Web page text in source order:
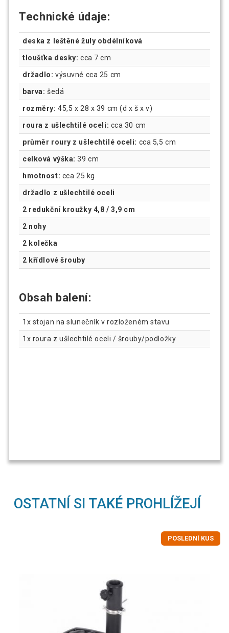
Technické údaje:
deska z leštěné žuly obdélníková
tloušťka desky: cca 7 cm
držadlo: výsuvné cca 25 cm
barva: šedá
rozměry: 45,5 x 28 x 39 cm (d x š x v)
roura z ušlechtilé oceli: cca 30 cm
průměr roury z ušlechtilé oceli: cca 5,5 cm
celková výška: 39 cm
hmotnost: cca 25 kg
držadlo z ušlechtilé oceli
2 redukční kroužky 4,8 / 3,9 cm
2 nohy
2 kolečka
2 křídlové šrouby
Obsah balení:
1x stojan na slunečník v rozloženém stavu
1x roura z ušlechtilé oceli / šrouby/podložky
OSTATNÍ SI TAKÉ PROHLÍŽEJÍ
POSLEDNÍ KUS